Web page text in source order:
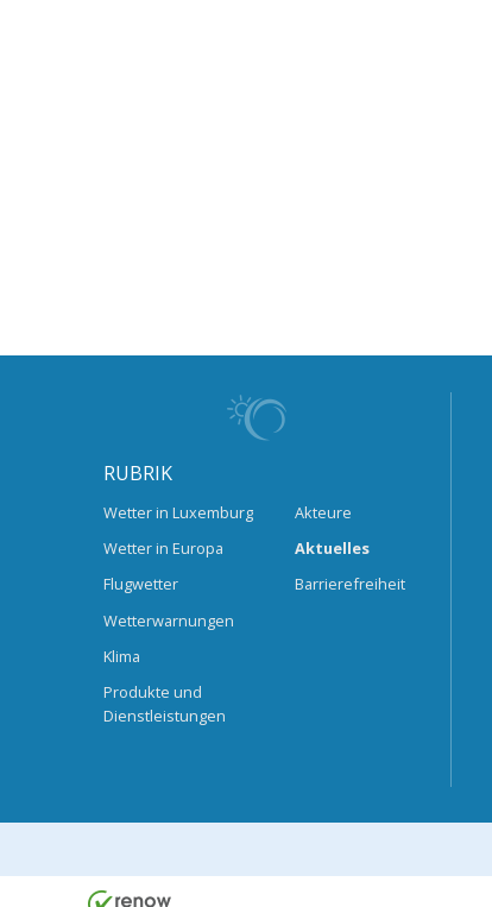
RUBRIK
Wetter in Luxemburg
Wetter in Europa
Flugwetter
Wetterwarnungen
Klima
Produkte und
Dienstleistungen
Akteure
Aktuelles
Barrierefreiheit